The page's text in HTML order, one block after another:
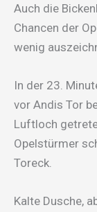
Auch die
Chancen der
wenig
In der 23.
vor Andis Tor
Luftloch
Opelstürmer
Toreck.
Kalte Dusche,